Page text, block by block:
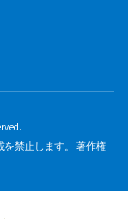
禁止します。 著作権